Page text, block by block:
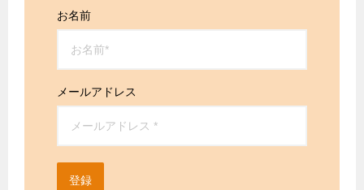
お名前
メールアドレス
登録